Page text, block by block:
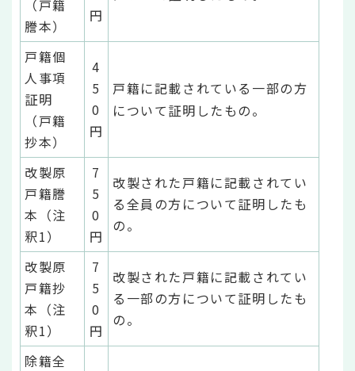
（戸籍
謄本）
円
戸籍個
人事項
証明
（戸籍
抄本）
4
5
0
円
戸籍に記載されている一部の方
について証明したもの。
改製原
戸籍謄
本（注
釈1）
7
5
0
円
改製された戸籍に記載されてい
る全員の方について証明したも
の。
改製原
戸籍抄
本（注
釈1）
7
5
0
円
改製された戸籍に記載されてい
る一部の方について証明したも
の。
除籍全